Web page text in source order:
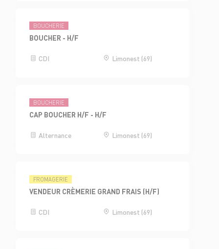
BOUCHERIE
BOUCHER - H/F
CDI Limonest (69)
BOUCHERIE
CAP BOUCHER H/F - H/F
Alternance Limonest (69)
FROMAGERIE
VENDEUR CRÈMERIE GRAND FRAIS (H/F)
CDI Limonest (69)